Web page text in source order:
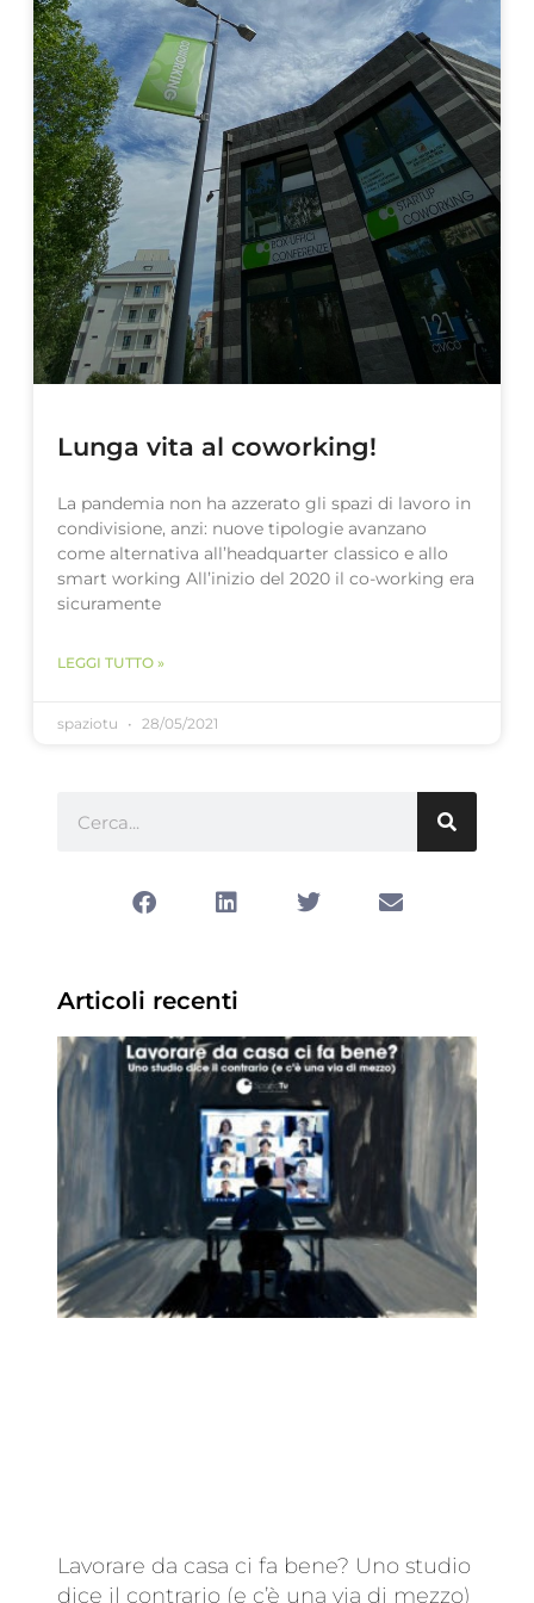
Lunga vita al coworking!
La pandemia non ha azzerato gli spazi di lavoro in
condivisione, anzi: nuove tipologie avanzano
come alternativa all’headquarter classico e allo
smart working All’inizio del 2020 il co-working era
sicuramente
LEGGI TUTTO »
spaziotu 28/05/2021
Articoli recenti
Lavorare da casa ci fa bene? Uno studio
dice il contrario (e c’è una via di mezzo)